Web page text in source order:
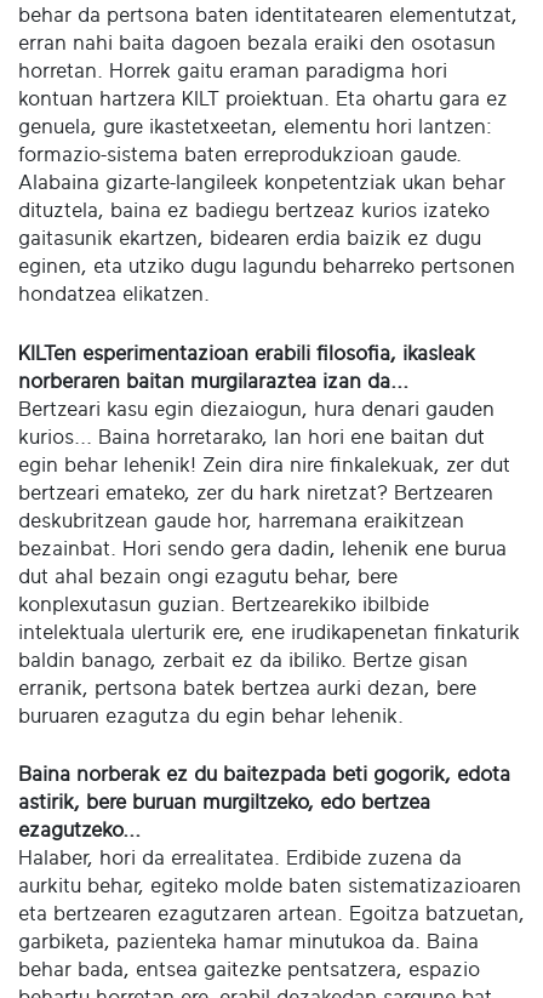
behar da pertsona baten identitatearen elementutzat,
erran nahi baita dagoen bezala eraiki den osotasun
horretan. Horrek gaitu eraman paradigma hori
kontuan hartzera KILT proiektuan. Eta ohartu gara ez
genuela, gure ikastetxeetan, elementu hori lantzen:
formazio-sistema baten erreprodukzioan gaude.
Alabaina gizarte-langileek konpetentziak ukan behar
dituztela, baina ez badiegu bertzeaz kurios izateko
gaitasunik ekartzen, bidearen erdia baizik ez dugu
eginen, eta utziko dugu lagundu beharreko pertsonen
hondatzea elikatzen.
KILTen esperimentazioan erabili filosofia, ikasleak
norberaren baitan murgilaraztea izan da...
Bertzeari kasu egin diezaiogun, hura denari gauden
kurios... Baina horretarako, lan hori ene baitan dut
egin behar lehenik! Zein dira nire finkalekuak, zer dut
bertzeari emateko, zer du hark niretzat? Bertzearen
deskubritzean gaude hor, harremana eraikitzean
bezainbat. Hori sendo gera dadin, lehenik ene burua
dut ahal bezain ongi ezagutu behar, bere
konplexutasun guzian. Bertzearekiko ibilbide
intelektuala ulerturik ere, ene irudikapenetan finkaturik
baldin banago, zerbait ez da ibiliko. Bertze gisan
erranik, pertsona batek bertzea aurki dezan, bere
buruaren ezagutza du egin behar lehenik.
Baina norberak ez du baitezpada beti gogorik, edota
astirik, bere buruan murgiltzeko, edo bertzea
ezagutzeko...
Halaber, hori da errealitatea. Erdibide zuzena da
aurkitu behar, egiteko molde baten sistematizazioaren
eta bertzearen ezagutzaren artean. Egoitza batzuetan,
garbiketa, pazienteka hamar minutukoa da. Baina
behar bada, entsea gaitezke pentsatzera, espazio